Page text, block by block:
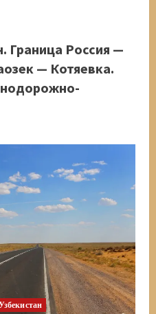
Граница Россия —
— Котяевка.